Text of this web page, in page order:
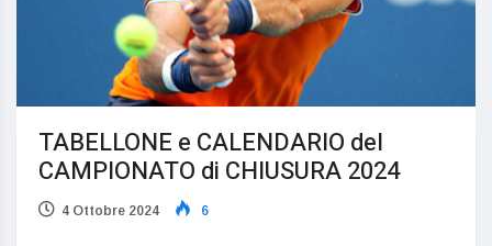
TABELLONE e CALENDARIO del
CAMPIONATO di CHIUSURA 2024
4 Ottobre 2024 6